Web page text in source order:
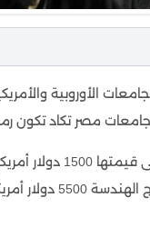
الأوروبية
مصر تكاد تكون
فيدفع الوافد في الجامعات المصرية رسوم قيد موحدة في
على أن تكون المصاريف السنوية لمعظم البرامج 4500